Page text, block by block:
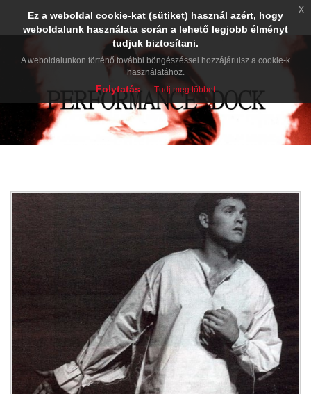
Ez a weboldal cookie-kat (sütiket) használ azért, hogy
weboldalunk használata során a lehető legjobb élményt
tudjuk biztosítani.
A weboldalunkon történő további böngészéssel hozzájárulsz a cookie-k
használatához.
Folytatás Tudj meg többet
x